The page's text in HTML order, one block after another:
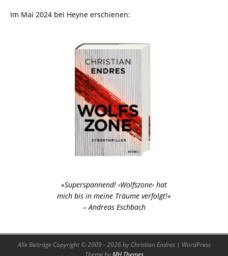
Im Mai 2024 bei Heyne erschienen:
»Superspannend! ›Wolfszone‹ hat
mich bis in meine Träume verfolgt!«
– Andreas Eschbach
Alle Beiträge Copyright © 2009 - 2026 by Christian Endres | WordPress